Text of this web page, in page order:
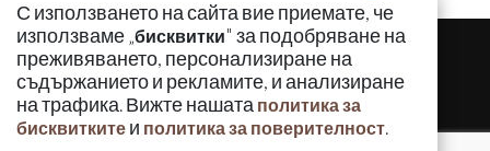
С използването на сайта вие приемате, че
използваме „бисквитки" за подобряване на
преживяването, персонализиране на
съдържанието и рекламите, и анализиране
на трафика. Вижте нашата политика за
бисквитките и политика за поверителност.